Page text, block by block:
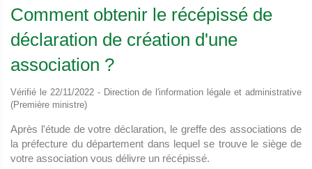
Comment obtenir le récépissé de
déclaration de création d'une
association ?
Vérifié le 22/11/2022 - Direction de l'information légale et administrative
(Première ministre)
Après l'étude de votre déclaration, le greffe des associations de
la préfecture du département dans lequel se trouve le siège de
votre association vous délivre un récépissé.